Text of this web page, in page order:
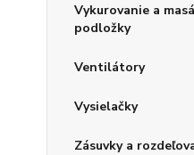
Vykurovanie a
podložky
Ventilátory
Vysielačky
Zásuvky a